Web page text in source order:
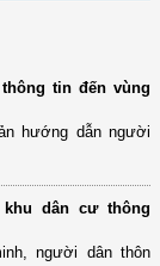
tin đến vùng
hướng dẫn người
dân cư thông
người dân thôn